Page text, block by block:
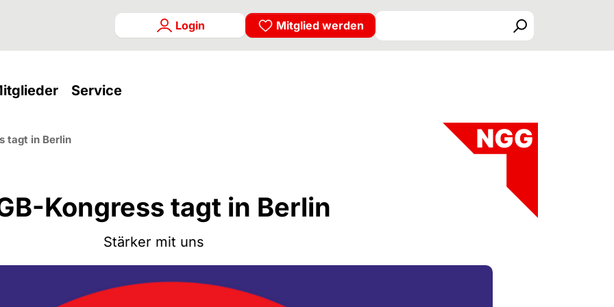
Login Mitglied werden
Suchen
(current)
Service(current)
tagt in Berlin
Kongress tagt in Berlin
Stärker mit uns